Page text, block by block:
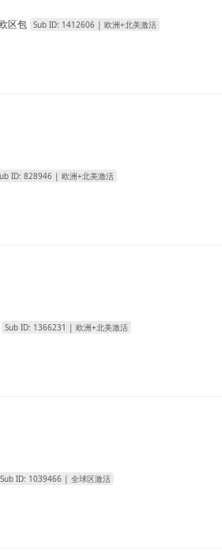
区包 Sub ID: 1412606| 欧洲+北美激活
ID: 828946| 欧洲+北美激活
Sub ID: 1366231 | 欧洲+北美激活
Sub ID: 1039466| 全球区激活